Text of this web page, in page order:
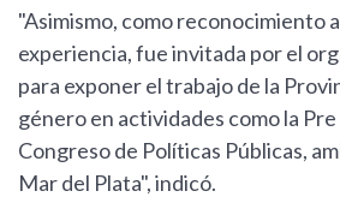
"Asimismo, como reconocimiento
experiencia, fue invitada por el
para exponer el trabajo de la
género en actividades como la Pre
Congreso de Políticas Públicas,
Mar del Plata", indicó.